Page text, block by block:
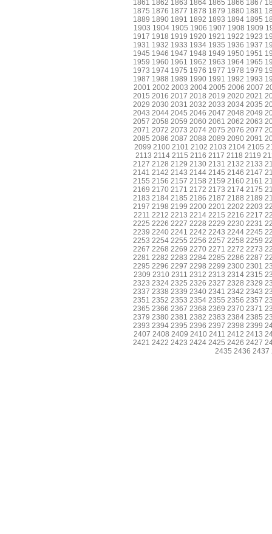
1861 1862 1863 1864 1865 1866 1867
1875 1876 1877 1878 1879 1880 1881
1889 1890 1891 1892 1893 1894 1895
1903 1904 1905 1906 1907 1908 1909
1917 1918 1919 1920 1921 1922 1923
1931 1932 1933 1934 1935 1936 1937
1945 1946 1947 1948 1949 1950 1951
1959 1960 1961 1962 1963 1964 1965
1973 1974 1975 1976 1977 1978 1979
1987 1988 1989 1990 1991 1992 1993
2001 2002 2003 2004 2005 2006 2007
2015 2016 2017 2018 2019 2020 2021
2029 2030 2031 2032 2033 2034 2035
2043 2044 2045 2046 2047 2048 2049
2057 2058 2059 2060 2061 2062 2063
2071 2072 2073 2074 2075 2076 2077
2085 2086 2087 2088 2089 2090 2091
2099 2100 2101 2102 2103 2104 2105
2113 2114 2115 2116 2117 2118 2119
2127 2128 2129 2130 2131 2132 2133
2141 2142 2143 2144 2145 2146 2147
2155 2156 2157 2158 2159 2160 2161
2169 2170 2171 2172 2173 2174 2175
2183 2184 2185 2186 2187 2188 2189
2197 2198 2199 2200 2201 2202 2203
2211 2212 2213 2214 2215 2216 2217
2225 2226 2227 2228 2229 2230 2231
2239 2240 2241 2242 2243 2244 2245
2253 2254 2255 2256 2257 2258 2259
2267 2268 2269 2270 2271 2272 2273
2281 2282 2283 2284 2285 2286 2287
2295 2296 2297 2298 2299 2300 2301
2309 2310 2311 2312 2313 2314 2315
2323 2324 2325 2326 2327 2328 2329
2337 2338 2339 2340 2341 2342 2343
2351 2352 2353 2354 2355 2356 2357
2365 2366 2367 2368 2369 2370 2371
2379 2380 2381 2382 2383 2384 2385
2393 2394 2395 2396 2397 2398 2399
2407 2408 2409 2410 2411 2412 2413
2421 2422 2423 2424 2425 2426 2427
2435 2436 2437